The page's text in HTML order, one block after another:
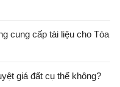
cung cấp tài liệu cho Tòa
giá đất cụ thể không?